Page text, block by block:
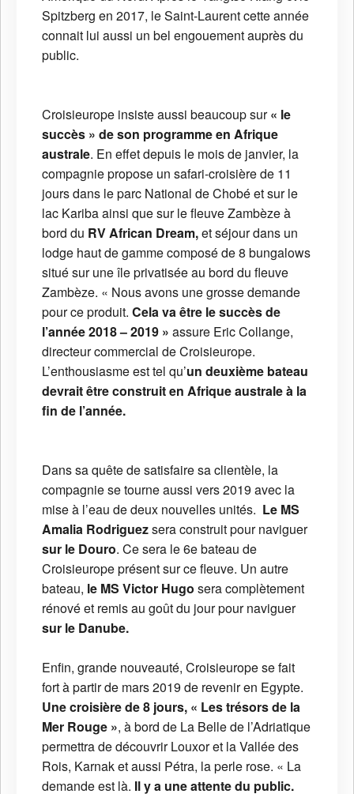
Spitzberg en 2017, le Saint-Laurent cette année
connait lui aussi un bel engouement auprès du
public.
Croisieurope insiste aussi beaucoup sur« le
succès » de son programme en Afrique
australe. En effet depuis le mois de janvier, la
compagnie propose un safari-croisière de 11
jours dans le parc National de Chobé et sur le
lac Kariba ainsi que sur le fleuve Zambèze à
bord du RV African Dream,et séjour dans un
lodge haut de gamme composé de 8 bungalows
situé sur une île privatisée au bord du fleuve
Zambèze. « Nous avons une grosse demande
pour ce produit. Cela va être le succès de
l’année 2018 – 2019 » assure Eric Collange,
directeur commercial de Croisieurope.
L’enthousiasme est tel qu’un deuxième bateau
devrait être construit en Afrique australe à la
fin de l’année.
Dans sa quête de satisfaire sa clientèle, la
compagnie se tourne aussi vers 2019 avec la
mise à l’eau de deux nouvelles unités. Le MS
Amalia Rodriguezsera construit pour naviguer
sur le Douro. Ce sera le 6e bateau de
Croisieurope présent sur ce fleuve. Un autre
bateau, le MS Victor Hugo sera complètement
rénové et remis au goût du jour pour naviguer
sur le Danube.
Enfin, grande nouveauté, Croisieurope se fait
fort à partir de mars 2019 de revenir en Egypte.
Une croisière de 8 jours, « Les trésors de la
Mer Rouge », à bord de La Belle de l’Adriatique
permettra de découvrir Louxor et la Vallée des
Rois, Karnak et aussi Pétra, la perle rose. « La
demande est là. Il y a une attente du public.